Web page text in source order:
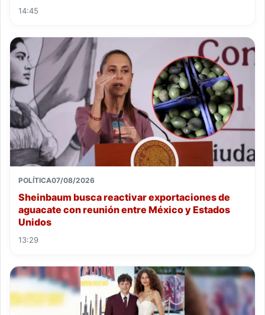
14:45
POLÍTICA07/08/2026
Sheinbaum busca reactivar exportaciones de
aguacate con reunión entre México y Estados
Unidos
13:29